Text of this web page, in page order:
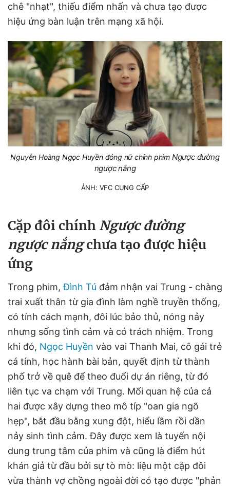
chê "nhạt", thiếu điểm nhấn và chưa tạo được
hiệu ứng bàn luận trên mạng xã hội.
Nguyễn Hoàng Ngọc Huyền đóng nữ chính phim Ngược đường
ngược nắng
ẢNH: VFC CUNG CẤP
Cặp đôi chính Ngược đường
ngược nắngchưa tạo được hiệu
ứng
Trong phim, Đình Tú đảm nhận vai Trung - chàng
trai xuất thân từ gia đình làm nghề truyền thống,
có tính cách mạnh, đôi lúc bảo thủ, nóng nảy
nhưng sống tình cảm và có trách nhiệm. Trong
khi đó, Ngọc Huyền vào vai Thanh Mai, cô gái trẻ
cá tính, học hành bài bản, quyết định từ thành
phố trở về quê để theo đuổi dự án riêng, từ đó
liên tục va chạm với Trung. Mối quan hệ của cả
hai được xây dựng theo mô típ "oan gia ngõ
hẹp", bắt đầu bằng xung đột, hiểu lầm rồi dần
nảy sinh tình cảm. Đây được xem là tuyến nội
dung trung tâm của phim và cũng là điểm hút
khán giả từ đầu bởi sự tò mò: liệu một cặp đôi
vừa thành vợ chồng ngoài đời có tạo được "phản